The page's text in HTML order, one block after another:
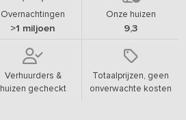
Overnachtingen
>1 miljoen
Onze huizen
9,3
Verhuurders &
huizen gecheckt
Totaalprijzen, geen
onverwachte kosten